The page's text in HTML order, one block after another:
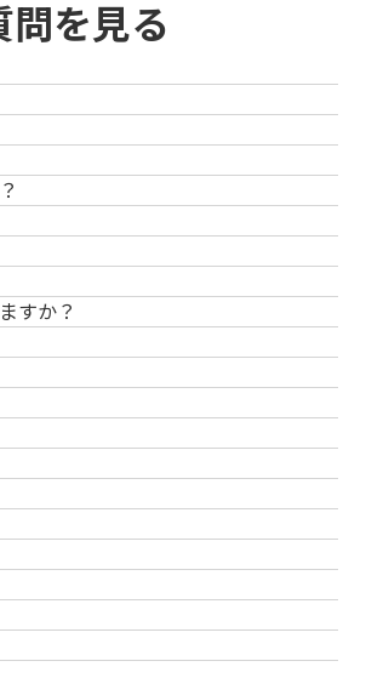
問を見る
すか？